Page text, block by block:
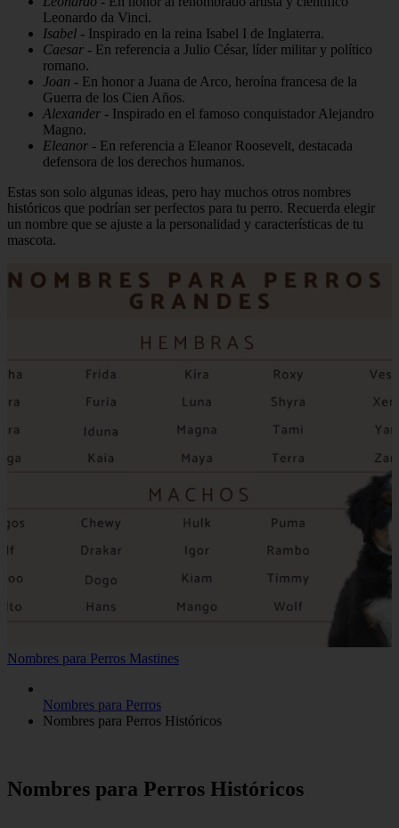
Leonardo da Vinci.
Isabel - Inspirado en la reina Isabel I de Inglaterra.
Caesar - En referencia a Julio César, líder militar y político
romano.
Joan - En honor a Juana de Arco, heroína francesa de la
Guerra de los Cien Años.
Alexander - Inspirado en el famoso conquistador Alejandro
Magno.
Eleanor - En referencia a Eleanor Roosevelt, destacada
defensora de los derechos humanos.
Estas son solo algunas ideas, pero hay muchos otros nombres
históricos que podrían ser perfectos para tu perro. Recuerda elegir
un nombre que se ajuste a la personalidad y características de tu
mascota.
Nombres para Perros Mastines
Nombres para Perros
Nombres para Perros Históricos
Nombres para Perros Históricos